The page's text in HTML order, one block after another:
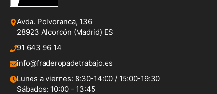
Avda. Polvoranca, 136
28923 Alcorcón (Madrid) ES
91 643 96 14
info@fraderopadetrabajo.es
Lunes a viernes: 8:30-14:00 / 15:00-19:30
Sábados: 10:00 - 13:45